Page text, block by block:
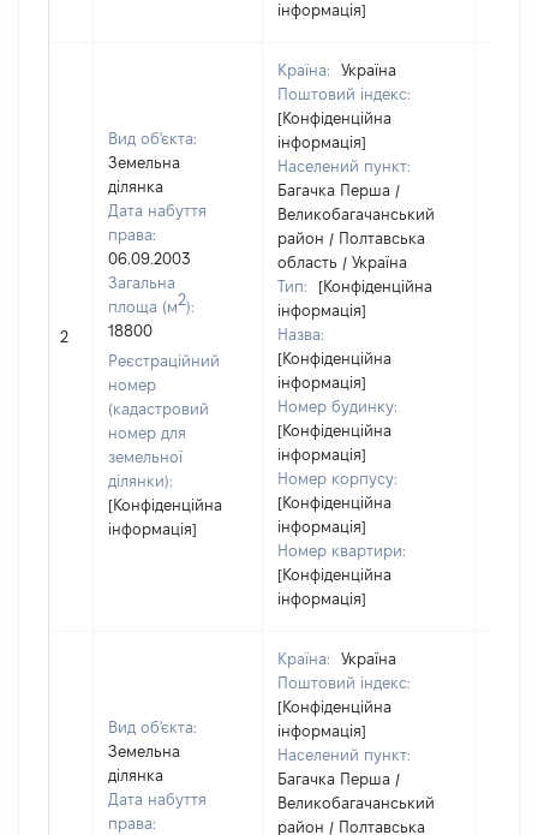
інформація]
2
Вид об'єкта:
Земельна
ділянка
Дата набуття
права:
06.09.2003
Загальна
площа (м2):
18800
Реєстраційний
номер
(кадастровий
номер для
земельної
ділянки):
[Конфіденційна
інформація]
Країна:
Україна
Поштовий індекс:
[Конфіденційна
інформація]
Населений пункт:
Багачка Перша /
Великобагачанський
район / Полтавська
область / Україна
Тип:
[Конфіденційна
інформація]
Назва:
[Конфіденційна
інформація]
Номер будинку:
[Конфіденційна
інформація]
Номер корпусу:
[Конфіденційна
інформація]
Номер квартири:
[Конфіденційна
інформація]
Вид об'єкта:
Земельна
ділянка
Дата набуття
права:
Країна:
Україна
Поштовий індекс:
[Конфіденційна
інформація]
Населений пункт:
Багачка Перша /
Великобагачанський
район / Полтавська